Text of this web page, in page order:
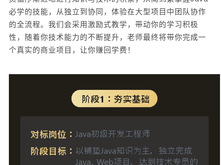
必学的技能，从独立到协同，体验在大型项目中团队协作
的全流程。我们会采用激励式教学，带动你的学习积极
性，随着你技术能力的不断提升，老师最终将带你完成一
个真实的商业项目，让你赚回学费！